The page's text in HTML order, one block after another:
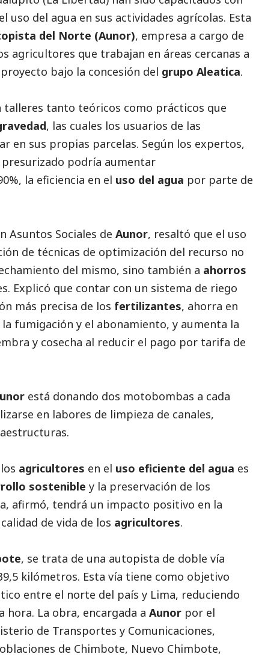
uso del agua en sus actividades agrícolas. Esta
del Norte (Aunor), empresa a cargo de
agricultores que trabajan en áreas cercanas a
bajo la concesión del grupo Aleatica.
talleres tanto teóricos como prácticos que
, las cuales los usuarios de las
en sus propias parcelas. Según los expertos,
podría aumentar
la eficiencia en el uso del agua por parte de
Asuntos Sociales de Aunor, resaltó que el uso
de técnicas de optimización del recurso no
del mismo, sino también a ahorros
Explicó que contar con un sistema de riego
más precisa de los fertilizantes, ahorra en
fumigación y el abonamiento, y aumenta la
y cosecha al reducir el pago por tarifa de
está donando dos motobombas a cada
en labores de limpieza de canales,
agricultores en el uso eficiente del agua es
sostenible y la preservación de los
afirmó, tendrá un impacto positivo en la
de vida de los agricultores.
, se trata de una autopista de doble vía
kilómetros. Esta vía tiene como objetivo
entre el norte del país y Lima, reduciendo
hora. La obra, encargada a Aunor por el
de Transportes y Comunicaciones,
de Chimbote, Nuevo Chimbote,